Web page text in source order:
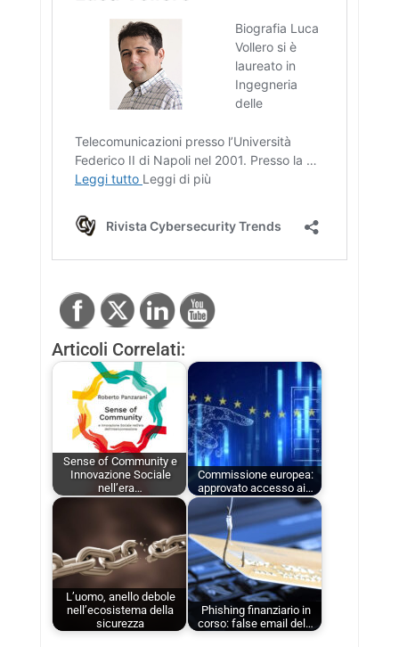
Articoli Correlati:
Sense of Community e
Innovazione Sociale
nell’era…
Commissione europea:
approvato accesso ai…
L’uomo, anello debole
nell’ecosistema della
sicurezza
Phishing finanziario in
corso: false email del…